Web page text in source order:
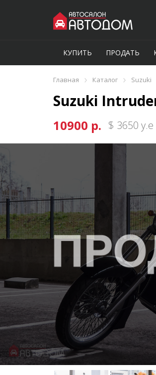
КУПИТЬ ПРОДАТЬ
Главная › Каталог › Suzuki
Suzuki
10900 р. $ 3650 у.е